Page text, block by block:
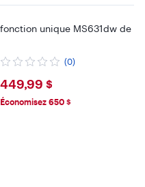
unique MS631dw de
(0)
$449.99
449,99 $
Économisez 650 $